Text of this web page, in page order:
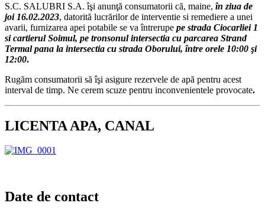
S.C. SALUBRI S.A. îşi anunţă consumatorii că, maine, în ziua de
joi 16.02.2023, datorită lucrărilor de interventie si remediere a unei
avarii, furnizarea apei potabile se va întrerupe pe strada Ciocarliei 1
si cartierul Soimul, pe tronsonul intersectia cu parcarea Strand
Termal pana la intersectia cu strada Oborului, între orele 10:00 şi
12:00.
Rugăm consumatorii să îşi asigure rezervele de apă pentru acest
interval de timp. Ne cerem scuze pentru inconvenientele provocate.
LICENTA APA, CANAL
Date de contact